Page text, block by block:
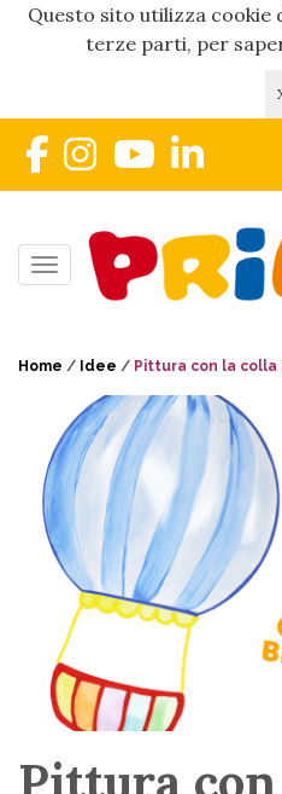
Questo sito utilizza
terze parti, per
Toggle navigation
Home / Idee / Pittura con la colla